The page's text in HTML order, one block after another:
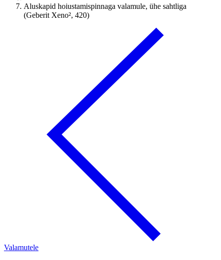
Aluskapid hoiustamispinnaga valamule, ühe sahtliga
(Geberit Xeno², 420)
Valamutele